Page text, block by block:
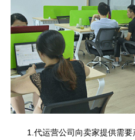
1.代运营公司向卖家提供需要